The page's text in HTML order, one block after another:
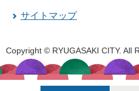
サイトマップ
Copyright © RYUGASAKI CITY. All